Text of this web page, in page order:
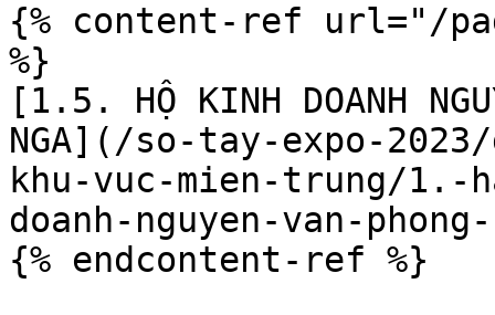
{% content-ref url="/
%}
[1.5. HỘ KINH DOANH
NGA](/so-tay-expo-
khu-vuc-mien-trung/
doanh-nguyen-van-